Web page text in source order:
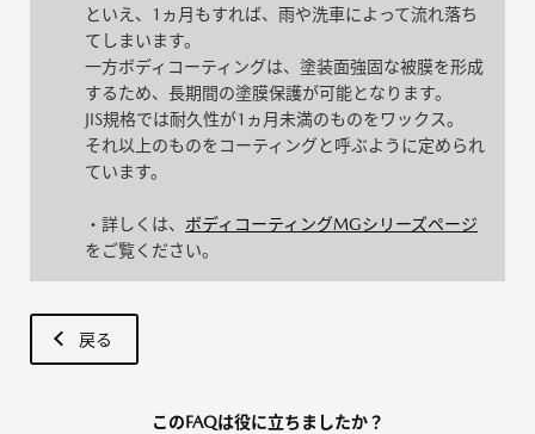
といえ、1ヵ月もすれば、雨や洗車によって流れ落ち
てしまいます。
一方ボディコーティングは、塗装面強固な被膜を形成
するため、長期間の塗膜保護が可能となります。
JIS規格では耐久性が1ヵ月未満のものをワックス。
それ以上のものをコーティングと呼ぶように定められ
ています。
・詳しくは、 ボディコーティングMGシリーズページ
をご覧ください。
戻る
このFAQは役に立ちましたか？